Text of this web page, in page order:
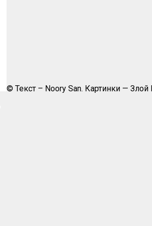
© Текст – Noory San. Картинки — Злой